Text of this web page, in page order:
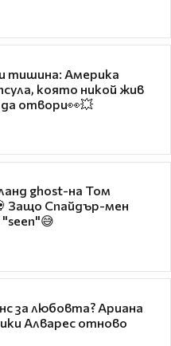
тишина: Америка
която никой жив
отвори👀💥
ghost-на Том
Защо Спайдър-мен
за любовта? Ариана
Алварес отново